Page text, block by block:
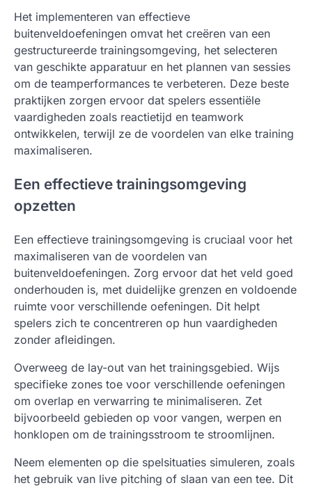
Het implementeren van effectieve
buitenveldoefeningen omvat het creëren van een
gestructureerde trainingsomgeving, het selecteren
van geschikte apparatuur en het plannen van sessies
om de teamperformances te verbeteren. Deze beste
praktijken zorgen ervoor dat spelers essentiële
vaardigheden zoals reactietijd en teamwork
ontwikkelen, terwijl ze de voordelen van elke training
maximaliseren.
Een effectieve trainingsomgeving
opzetten
Een effectieve trainingsomgeving is cruciaal voor het
maximaliseren van de voordelen van
buitenveldoefeningen. Zorg ervoor dat het veld goed
onderhouden is, met duidelijke grenzen en voldoende
ruimte voor verschillende oefeningen. Dit helpt
spelers zich te concentreren op hun vaardigheden
zonder afleidingen.
Overweeg de lay-out van het trainingsgebied. Wijs
specifieke zones toe voor verschillende oefeningen
om overlap en verwarring te minimaliseren. Zet
bijvoorbeeld gebieden op voor vangen, werpen en
honklopen om de trainingsstroom te stroomlijnen.
Neem elementen op die spelsituaties simuleren, zoals
het gebruik van live pitching of slaan van een tee. Dit